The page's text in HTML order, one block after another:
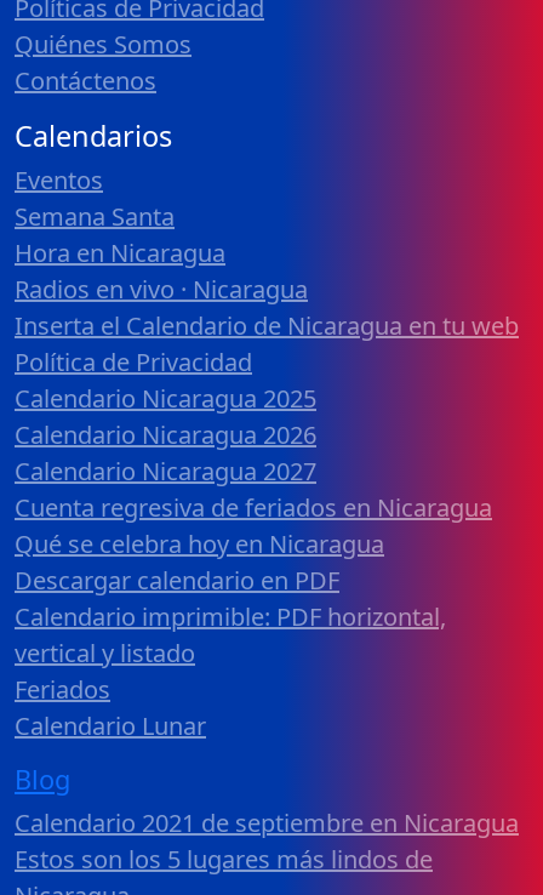
Políticas de Privacidad
Quiénes Somos
Contáctenos
Calendarios
Eventos
Semana Santa
Hora en Nicaragua
Radios en vivo · Nicaragua
Inserta el Calendario de Nicaragua en tu web
Política de Privacidad
Calendario Nicaragua 2025
Calendario Nicaragua 2026
Calendario Nicaragua 2027
Cuenta regresiva de feriados en Nicaragua
Qué se celebra hoy en Nicaragua
Descargar calendario en PDF
Calendario imprimible: PDF horizontal,
vertical y listado
Feriados
Calendario Lunar
Blog
Calendario 2021 de septiembre en Nicaragua
Estos son los 5 lugares más lindos de